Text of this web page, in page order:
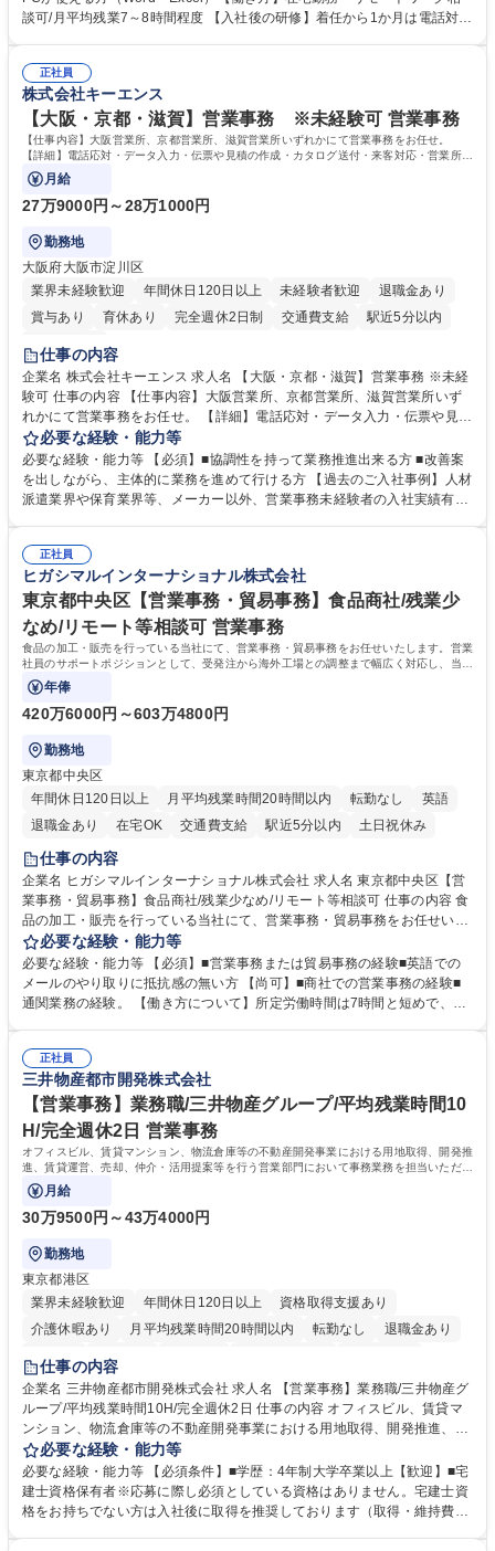
って対応、情報提供するとともにグループ内活動に反映しています。 【具
平均100件前後■メール・手紙：同上40件前後 募集職種 中野本社【お客様
相談室】お客様のお声をもとにより良い商品づくりへ貢献
談可/月平均残業7～8時間程度 【入社後の研修】着任から1か月は電話対応
すのでご安心ください。 【当社について】キリングループの広報機能を担
う会社として、お客様との出会いを大切にし、磨き上げたホスピタリティ
を込めてコミュニケーションをとりながら広報関連業務を行っておりま
す。 学歴・資格 学歴：大学院 大学 高専 短大 専修学校 高校 語学力： 資
格：
正社員
株式会社キーエンス
【大阪・京都・滋賀】営業事務 ※未経験可 営業事務
【仕事内容】大阪営業所、京都営業所、滋賀営業所いずれかにて営業事務をお任せ。
【詳細】電話応対・データ入力・伝票や見積の作成・カタログ送付・来客対応・営業所内
で発生する事務業務や業務改善をお任せ。
月給
27万9000円～28万1000円
勤務地
大阪府大阪市淀川区
業界未経験歓迎
年間休日120日以上 未経験者歓迎
退職金あり
賞与あり
育休あり 完全週休2日制 交通費支給
駅近5分以内
土日祝休み
仕事の内容
企業名 株式会社キーエンス 求人名 【大阪・京都・滋賀】営業事務 ※未経
験可 仕事の内容 【仕事内容】大阪営業所、京都営業所、滋賀営業所いず
れかにて営業事務をお任せ。 【詳細】電話応対・データ入力・伝票や見積
の作成・カタログ送付・来客対応・営業所内で発生する事務業務や業務改
善をお任せ。 【教育制度】ご入社後、育成担当とペアになりながらOJTに
て業務を覚えていただくことが可能です。業務システムがきちんと構築さ
れているため、スムーズに仕事に慣れることができる環境です。また、
募集職種 【大阪・京都・滋賀】営業事務 ※未経験可
必要な経験・能力等
必要な経験・能力等 【必須】■協調性を持って業務推進出来る方 ■改善案
を出しながら、主体的に業務を進めて行ける方 【過去のご入社事例】人材
派遣業界や保育業界等、メーカー以外、営業事務未経験者の入社実績有
えて、お客様や社員の状況に合わせ、能動的なサポート、改善の動きも期
待され。組織を支えるスペシャリストとして、チームに貢献し、結果的に
社員から頼られる存在になることができます。平均19:30の退勤以降の業
務の持ち帰りも禁止されており、メリハリのある働き方となります。 学
歴・資格 学歴：大学院 大学 高専 短大 語学力： 資格：
正社員
ヒガシマルインターナショナル株式会社
東京都中央区【営業事務・貿易事務】食品商社/残業少
なめ/リモート等相談可 営業事務
食品の加工・販売を行っている当社にて、営業事務・貿易事務をお任せいたします。営業
社員のサポートポジションとして、受発注から海外工場との調整まで幅広く対応し、当社
事業の根幹を支えていただきます。
年俸
420万6000円～603万4800円
勤務地
東京都中央区
年間休日120日以上
月平均残業時間20時間以内 転勤なし
英語
退職金あり
在宅OK 交通費支給 駅近5分以内 土日祝休み
仕事の内容
企業名 ヒガシマルインターナショナル株式会社 求人名 東京都中央区【営
業事務・貿易事務】食品商社/残業少なめ/リモート等相談可 仕事の内容 食
品の加工・販売を行っている当社にて、営業事務・貿易事務をお任せいた
します。営業社員のサポートポジションとして、受発注から海外工場との
調整まで幅広く対応し、当社事業の根幹を支えていただきます。 ■受発注
業務、請求書発行 ■海外工場とのスケジュール調整 ■在庫管理 ■輸入書類
の確認・作成 ■配送手配 ■通関業者を通して行う輸出入業全般 ■倉庫との
ルプロデュースしているため、商品に関わる全ての業務をサポート頂きま
す。 募集職種 東京都中央区【営業事務・貿易事務】食品商社/残業少なめ/
リモート等相談可
必要な経験・能力等
必要な経験・能力等 【必須】■営業事務または貿易事務の経験■英語での
メールのやり取りに抵抗感の無い方 【尚可】■商社での営業事務の経験■
通関業務の経験。 【働き方について】所定労働時間は7時間と短めで、残
の強み】1991年の設立以来、外食産業を中心としたお客様の多様なニー
ズに沿った冷凍水産物等の生産・輸入・販売を一貫して手掛けています。
自社工場と海外拠点の強固な連携によるワンストップサービスが最大の強
みです。 学歴・資格 学歴：大学院 大学 語学力：英語 資格：
正社員
三井物産都市開発株式会社
【営業事務】業務職/三井物産グループ/平均残業時間10
H/完全週休2日 営業事務
オフィスビル、賃貸マンション、物流倉庫等の不動産開発事業における用地取得、開発推
進、賃貸運営、売却、仲介・活用提案等を行う営業部門において事務業務を担当いただき
ます。
月給
30万9500円～43万4000円
勤務地
東京都港区
業界未経験歓迎
年間休日120日以上
資格取得支援あり
介護休暇あり
月平均残業時間20時間以内 転勤なし
退職金あり
在宅OK
賞与あり
駅近5分以内
土日祝休み 寮・社宅あり
仕事の内容
企業名 三井物産都市開発株式会社 求人名 【営業事務】業務職/三井物産グ
ループ/平均残業時間10H/完全週休2日 仕事の内容 オフィスビル、賃貸マ
ンション、物流倉庫等の不動産開発事業における用地取得、開発推進、賃
貸運営、売却、仲介・活用提案等を行う営業部門において事務業務を担当
いただきます。 【詳細】・契約書管理、契約書製本、捺印対応、ファイリ
ング、登記簿取得、調書取得・支払業務（各種費用支払、支払管理、請
求・支払データ登録、取引先マスター申請対応）・予算作成及び予実管
必要な経験・能力等
必要な経験・能力等 【必須条件】■学歴：4年制大学卒業以上【歓迎】■宅
建士資格保有者※応募に際し必須としている資格はありません。宅建士資
格をお持ちでない方は入社後に取得を推奨しております（取得・維持費用